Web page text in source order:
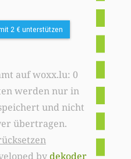
2 € unterstützen
auf woxx.lu: 0
werden nur in
und nicht
übertragen.
bydekoder